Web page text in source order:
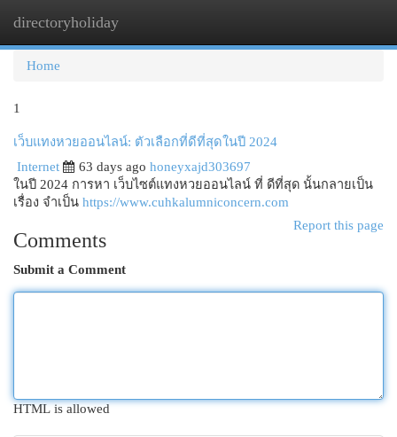
directoryholiday
Home
1
เว็บแทงหวยออนไลน์: ตัวเลือกที่ดีที่สุดในปี 2024
Internet
63 days ago honeyxajd303697
ในปี 2024 การหา เว็บไซต์แทงหวยออนไลน์ ที่ ดีที่สุด นั้นกลายเป็น
เรื่อง จำเป็น https://www.cuhkalumniconcern.com
Report this page
Comments
Submit a Comment
HTML is allowed